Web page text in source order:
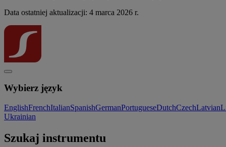
Data ostatniej aktualizacji: 4 marca 2026 r.
Wybierz język
EnglishFrenchItalianSpanishGermanPortugueseDutchCzechLatvian
Ukrainian
Szukaj instrumentu